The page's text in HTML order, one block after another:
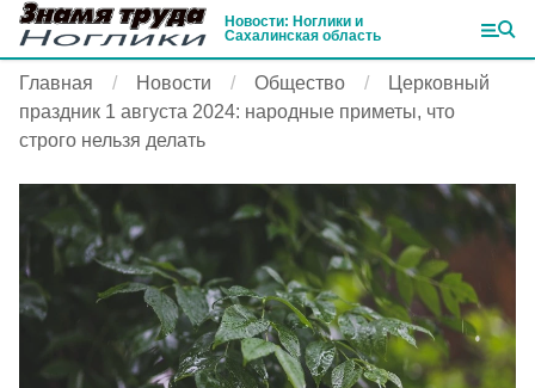
Новости: Ноглики и
Сахалинская область
Главная Новости Общество
Церковный
праздник 1 августа 2024: народные приметы, что
строго нельзя делать